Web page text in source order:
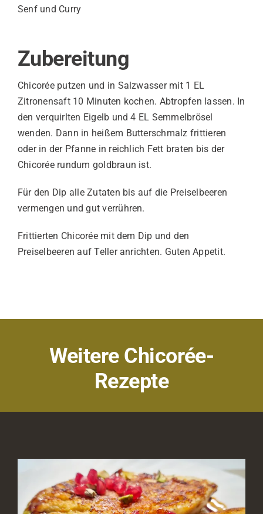
Senf und Curry
Zubereitung
Chicorée putzen und in Salzwasser mit 1 EL
Zitronensaft 10 Minuten kochen. Abtropfen lassen. In
den verquirlten Eigelb und 4 EL Semmelbrösel
wenden. Dann in heißem Butterschmalz frittieren
oder in der Pfanne in reichlich Fett braten bis der
Chicorée rundum goldbraun ist.
Für den Dip alle Zutaten bis auf die Preiselbeeren
vermengen und gut verrühren.
Frittierten Chicorée mit dem Dip und den
Preiselbeeren auf Teller anrichten. Guten Appetit.
Weitere Chicorée-
Rezepte